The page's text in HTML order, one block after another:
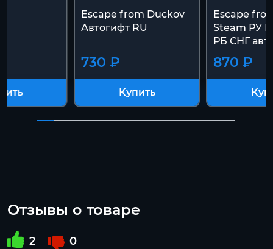
Escape from Duckov
Автогифт RU
730 ₽
Купить
Escape
Steam РУ
РБ СНГ
870 ₽
Отзывы о товаре
2 0